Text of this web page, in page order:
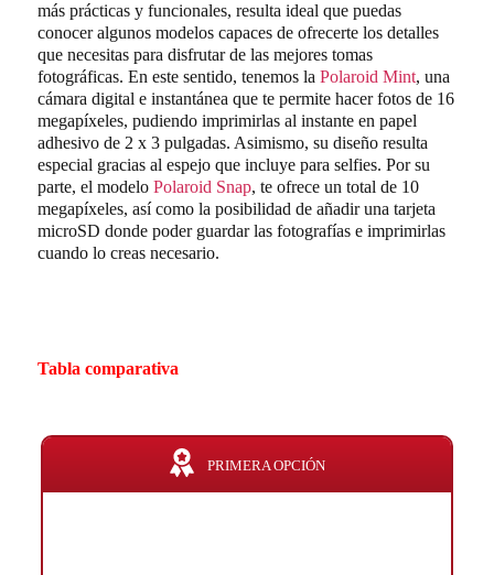
más prácticas y funcionales, resulta ideal que puedas
conocer algunos modelos capaces de ofrecerte los detalles
que necesitas para disfrutar de las mejores tomas
fotográficas. En este sentido, tenemos la Polaroid Mint, una
cámara digital e instantánea que te permite hacer fotos de 16
megapíxeles, pudiendo imprimirlas al instante en papel
adhesivo de 2 x 3 pulgadas. Asimismo, su diseño resulta
especial gracias al espejo que incluye para selfies. Por su
parte, el modelo Polaroid Snap, te ofrece un total de 10
megapíxeles, así como la posibilidad de añadir una tarjeta
microSD donde poder guardar las fotografías e imprimirlas
cuando lo creas necesario.
Tabla comparativa
PRIMERA OPCIÓN